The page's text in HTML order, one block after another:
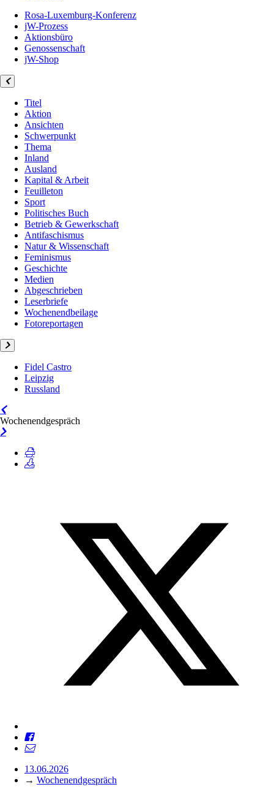
Rosa-Luxemburg-Konferenz
jW-Prozess
Aktionsbüro
Genossenschaft
jW-Shop
Titel
Aktion
Ansichten
Schwerpunkt
Thema
Inland
Ausland
Kapital & Arbeit
Feuilleton
Sport
Politisches Buch
Betrieb & Gewerkschaft
Antifaschismus
Natur & Wissenschaft
Feminismus
Geschichte
Medien
Abgeschrieben
Leserbriefe
Wochenendbeilage
Fotoreportagen
Fidel Castro
Leipzig
Russland
Wochenendgespräch
13.06.2026
→ Wochenendgespräch